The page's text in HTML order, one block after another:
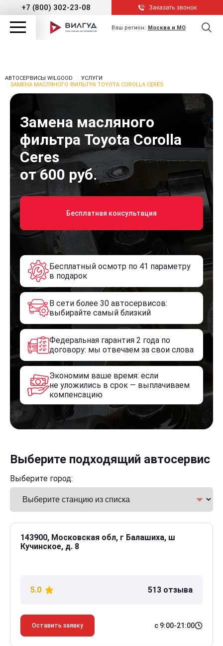
+7 (800) 302-23-08 Заказать звонок
Ваш регион: Москва и МО
АВТОСЕРВИСЫ WILGOOD
УСЛУГИ
ЗАМЕНА МАСЛЯНОГО ФИЛЬТРА TOYOTA COROLLA CERES
Замена масляного
фильтра Toyota Corolla
Ceres
от 600 руб.
Бесплатная консультация
Бесплатный осмотр по 41 параметру
в подарок
В сети более 30 автосервисов:
выбирайте самый близкий
Федеральная гарантия 2 года по
договору: мы отвечаем за свои слова
Экономим ваше время: если
не уложились в срок — выплачиваем
компенсацию
Выберите подходящий автосервис
Выберите город:
143900, Московская обл, г Балашиха, ш
Кучинское, д. 8
5.0 513 отзыва
Оставить заявку с 9:00-21:00